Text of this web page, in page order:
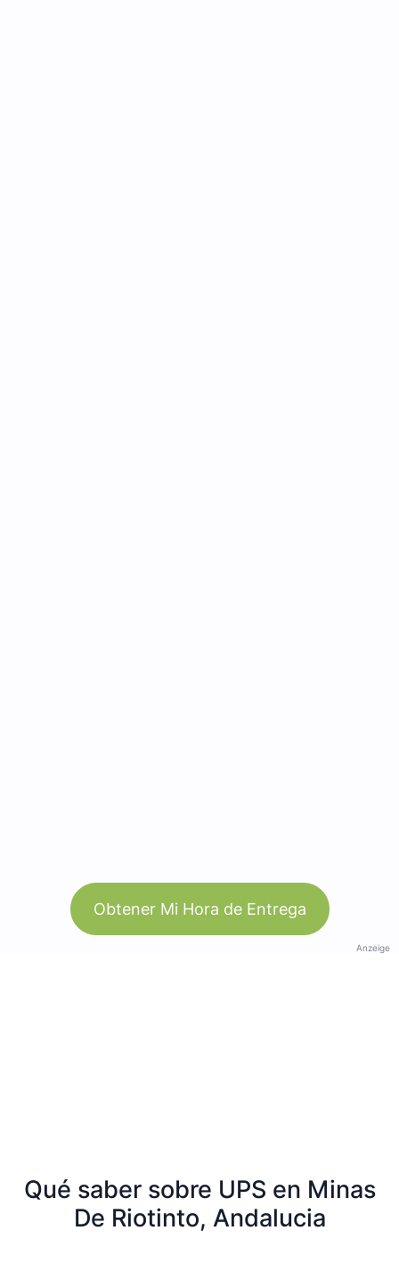
Obtener Mi Hora de Entrega
Anzeige
Qué saber sobre UPS en Minas
De Riotinto, Andalucia